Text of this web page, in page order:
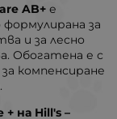
AB+ е
формулирана за
и за лесно
Обогатена е с
компенсиране
на Hill's –